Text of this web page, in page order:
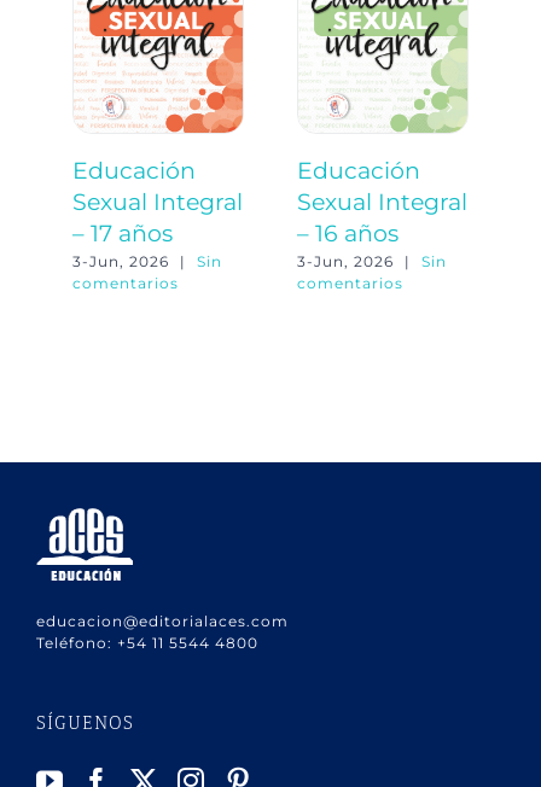
Educación
Sexual Integral
– 17 años
3-Jun, 2026 |
Sin
comentarios
Educación
Sexual Integral
– 16 años
3-Jun, 2026 |
Sin
comentarios
educacion@editorialaces.com
Teléfono: +54 11 5544 4800
SÍGUENOS